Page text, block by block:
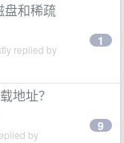
盘和稀疏
replied by
1
地址？
by
9